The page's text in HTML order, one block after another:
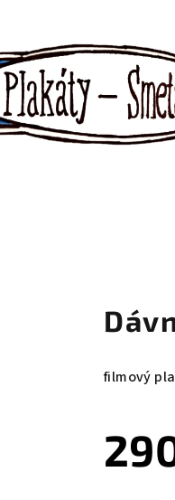
filmový